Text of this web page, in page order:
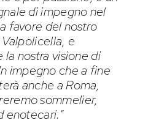
di impegno nel
favore del nostro
e
la nostra visione di
impegno che a fine
anche a Roma,
sommelier,
enotecari.”